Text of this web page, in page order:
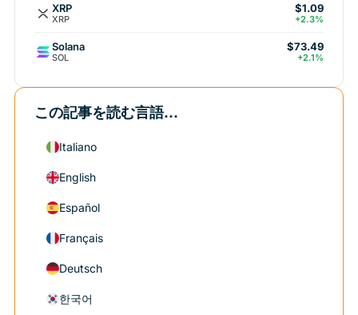
XRP
XRP
$1.09
+2.3%
Solana
SOL
$73.49
+2.1%
この記事を読む言語...
Italiano
English
Español
Français
Deutsch
한국어